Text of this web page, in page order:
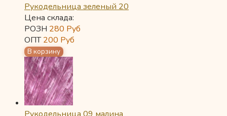
Рукодельница зеленый 20
Цена склада:
РОЗН 280 Руб
ОПТ200 Руб